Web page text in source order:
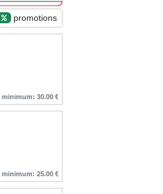
promotions
minimum: 30.00 €
minimum: 25.00 €